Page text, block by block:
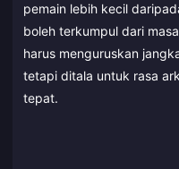
pemain lebih kecil
boleh terkumpul dari
harus menguruskan
tetapi ditala untuk rasa
tepat.